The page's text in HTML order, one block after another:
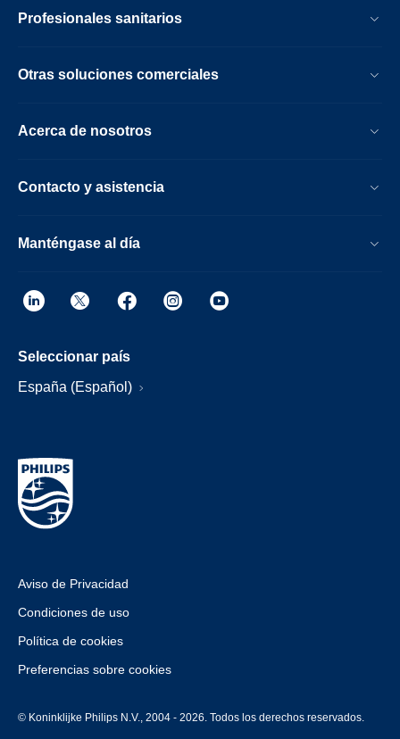
Profesionales sanitarios
Otras soluciones comerciales
Acerca de nosotros
Contacto y asistencia
Manténgase al día
Seleccionar país
España (Español)
Aviso de Privacidad
Condiciones de uso
Política de cookies
Preferencias sobre cookies
© Koninklijke Philips N.V., 2004 - 2026. Todos los derechos reservados.